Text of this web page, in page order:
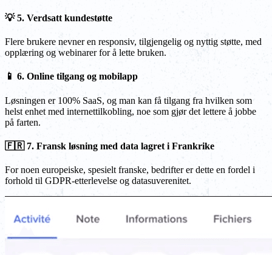
💡 5. Verdsatt kundestøtte
Flere brukere nevner en responsiv, tilgjengelig og nyttig støtte, med
opplæring og webinarer for å lette bruken.
📱 6. Online tilgang og mobilapp
Løsningen er 100% SaaS, og man kan få tilgang fra hvilken som
helst enhet med internettilkobling, noe som gjør det lettere å jobbe
på farten.
🇫🇷 7. Fransk løsning med data lagret i Frankrike
For noen europeiske, spesielt franske, bedrifter er dette en fordel i
forhold til GDPR-etterlevelse og datasuverenitet.